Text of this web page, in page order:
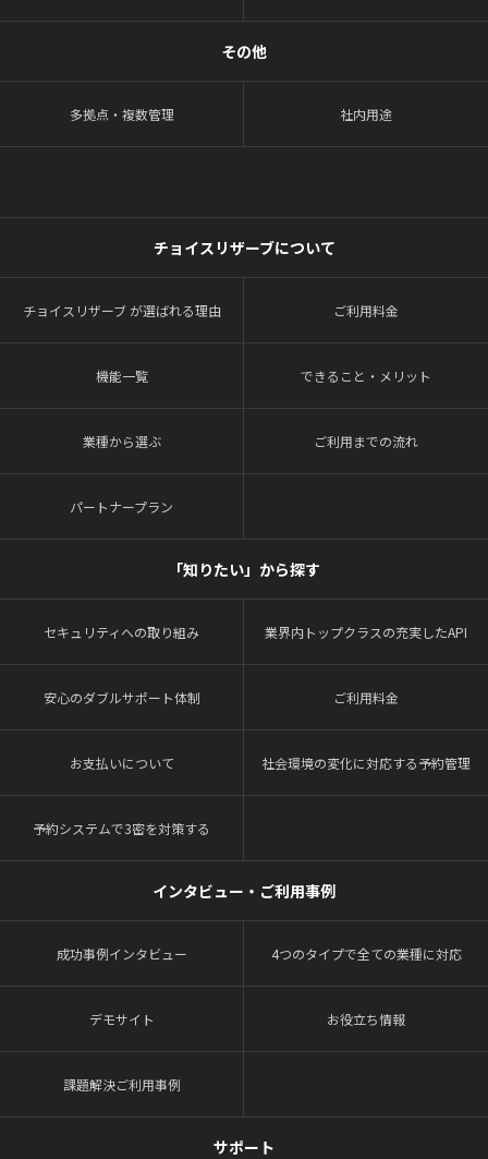
その他
多拠点・複数管理 社内用途
チョイスリザーブについて
チョイスリザーブ が選ばれる理由 ご利用料金
機能一覧 できること・メリット
業種から選ぶ ご利用までの流れ
パートナープラン
「知りたい」から探す
セキュリティへの取り組み 業界内トップクラスの充実したAPI
安心のダブルサポート体制 ご利用料金
お支払いについて 社会環境の変化に対応する予約管理
予約システムで3密を対策する
インタビュー・ご利用事例
成功事例インタビュー 4つのタイプで全ての業種に対応
デモサイト お役立ち情報
課題解決ご利用事例
サポート